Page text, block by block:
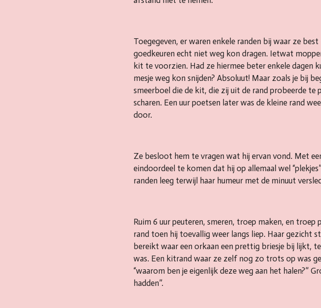
Toegegeven, er waren enkele randen bij waar ze
goedkeuren echt niet weg kon dragen. Ietwat
kit te voorzien. Had ze hiermee beter enkele dagen
mesje weg kon snijden? Absoluut! Maar zoals je bij
smeerboel die de kit, die zij uit de rand probeerde
scharen. Een uur poetsen later was de kleine rand
door.
Ze besloot hem te vragen wat hij ervan vond. Met
eindoordeel te komen dat hij op allemaal wel
randen leeg terwijl haar humeur met de minuut
Ruim 6 uur peuteren, smeren, troep maken, en
rand toen hij toevallig weer langs liep. Haar gezicht
bereikt waar een orkaan een prettig briesje bij lijkt,
was. Een kitrand waar ze zelf nog zo trots op was
“waarom ben je eigenlijk deze weg aan het halen?”
hadden”.